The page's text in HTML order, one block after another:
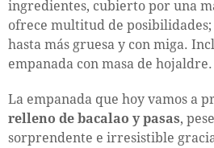
ingredientes, cubierto por una
ofrece multitud de
hasta más gruesa y con miga.
empanada con masa de hojaldre.
La empanada que hoy vamos a
relleno de bacalao y pasas,
sorprendente e irresistible